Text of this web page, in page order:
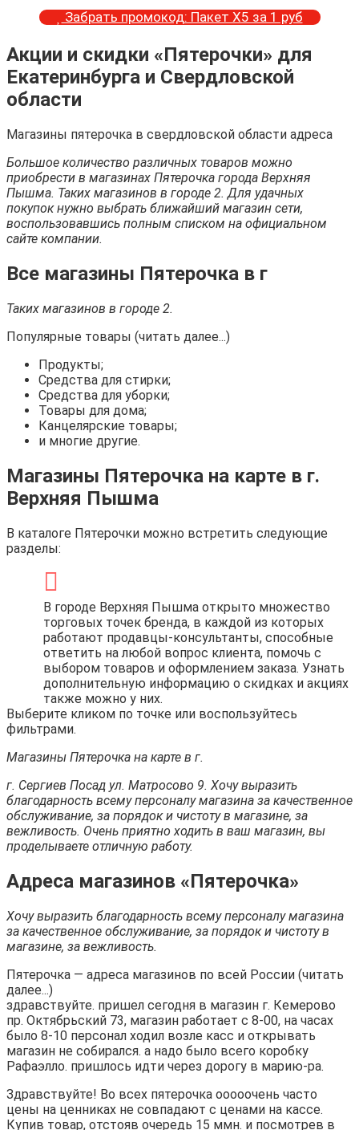
Забрать промокод: Пакет Х5 за 1 руб
Акции и скидки «Пятерочки» для
Екатеринбурга и Свердловской
области
Магазины пятерочка в свердловской области адреса
Большое количество различных товаров можно
приобрести в магазинах Пятерочка города Верхняя
Пышма. Таких магазинов в городе 2. Для удачных
покупок нужно выбрать ближайший магазин сети,
воспользовавшись полным списком на официальном
сайте компании.
Все магазины Пятерочка в г
Таких магазинов в городе 2.
Популярные товары (читать далее...)
Продукты;
Средства для стирки;
Средства для уборки;
Товары для дома;
Канцелярские товары;
и многие другие.
Магазины Пятерочка на карте в г.
Верхняя Пышма
В каталоге Пятерочки можно встретить следующие
разделы:
В городе Верхняя Пышма открыто множество
торговых точек бренда, в каждой из которых
работают продавцы-консультанты, способные
ответить на любой вопрос клиента, помочь с
выбором товаров и оформлением заказа. Узнать
дополнительную информацию о скидках и акциях
также можно у них.
Выберите кликом по точке или воспользуйтесь
фильтрами.
Магазины Пятерочка на карте в г.
г. Сергиев Посад ул. Матросово 9. Хочу выразить
благодарность всему персоналу магазина за качественное
обслуживание, за порядок и чистоту в магазине, за
вежливость. Очень приятно ходить в ваш магазин, вы
проделываете отличную работу.
Адреса магазинов «Пятерочка»
Хочу выразить благодарность всему персоналу магазина
за качественное обслуживание, за порядок и чистоту в
магазине, за вежливость.
Пятерочка — адреса магазинов по всей России (читать
далее...)
здравствуйте. пришел сегодня в магазин г. Кемерово
пр. Октябрьский 73, магазин работает с 8-00, на часах
было 8-10 персонал ходил возле касс и открывать
магазин не собирался. а надо было всего коробку
Рафаэлло. пришлось идти через дорогу в марию-ра.
Здравствуйте! Во всех пятерочка ооооочень часто
цены на ценниках не совпадают с ценами на кассе.
Купив товар, отстояв очередь 15 ммн. и посмотрев в